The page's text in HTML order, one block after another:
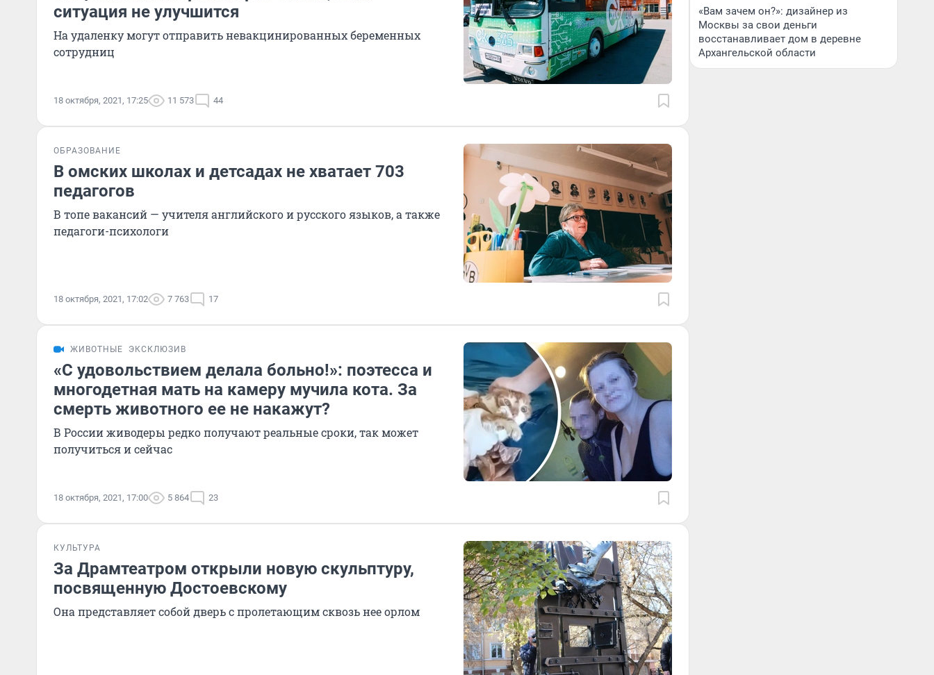
ситуация не улучшится
На удаленку могут отправить невакцинированных беременных
сотрудниц
18 октября, 2021, 17:25 11 573 44
ОБРАЗОВАНИЕ
В омских школах и детсадах не хватает 703
педагогов
В топе вакансий — учителя английского и русского языков, а также
педагоги-психологи
18 октября, 2021, 17:02 7 763 17
ЖИВОТНЫЕ ЭКСКЛЮЗИВ
«С удовольствием делала больно!»: поэтесса и
многодетная мать на камеру мучила кота. За
смерть животного ее не накажут?
В России живодеры редко получают реальные сроки, так может
получиться и сейчас
18 октября, 2021, 17:00 5 864 23
КУЛЬТУРА
За Драмтеатром открыли новую скульптуру,
посвященную Достоевскому
Она представляет собой дверь с пролетающим сквозь нее орлом
«Вам зачем он?»: дизайнер из
Москвы за свои деньги
восстанавливает дом в деревне
Архангельской области